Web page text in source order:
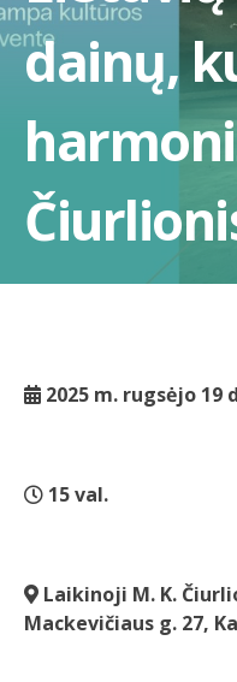
dainų,
2025 m. rugsėjo 19
15 val.
Laikinoji M. K.
Mackevičiaus g. 27,